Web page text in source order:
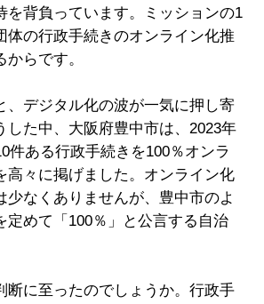
を背負っています。ミッションの1
体の行政手続きのオンライン化推
らです。
、デジタル化の波が一気に押し寄
した中、大阪府豊中市は、2023年
件ある行政手続きを100％オンラ
高々に掲げました。オンライン化
少なくありませんが、豊中市のよ
定めて「100％」と公言する自治
断に至ったのでしょうか。行政手